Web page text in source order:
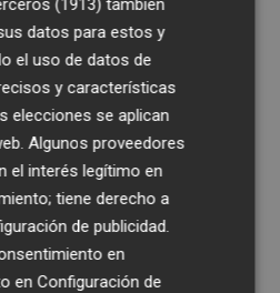
(1913) también
datos para estos y
el uso de datos de
y características
elecciones se aplican
Algunos proveedores
el interés legítimo en
tiene derecho a
de publicidad.
en
enConfiguración de